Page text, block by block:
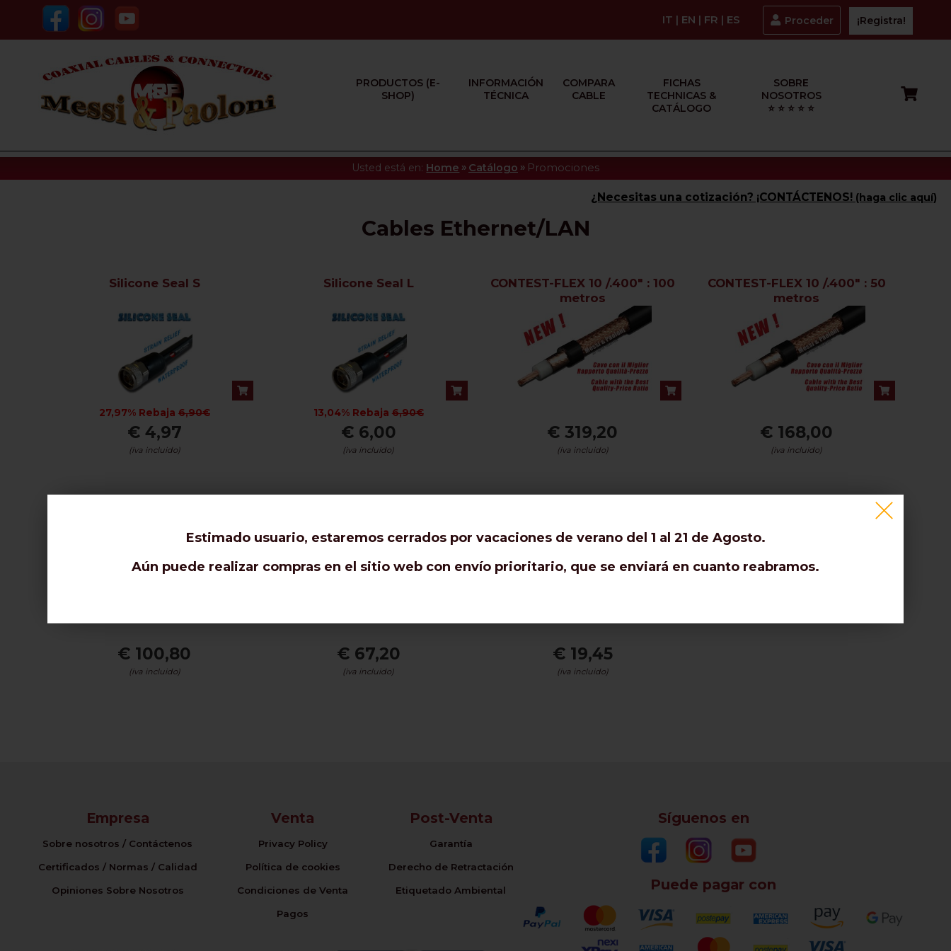
IT | EN | FR | ES Proceder ¡Registra!
PRODUCTOS (E-
SHOP)
INFORMACIÓN
TÉCNICA
COMPARA
CABLE
FICHAS
TECHNICAS &
CATÁLOGO
SOBRE
NOSOTROS
⭐ ⭐ ⭐ ⭐ ⭐
Usted está en: Home » Catálogo » Promociones
¿Necesitas una cotización? ¡CONTÁCTENOS! (haga clic aquí)
Cables Ethernet/LAN
Silicone Seal S
27,97% Rebaja 6,90€
€ 4,97
(iva incluido)
Silicone Seal L
13,04% Rebaja 6,90€
€ 6,00
(iva incluido)
CONTEST-FLEX 10 /.400" : 100
metros
€ 319,20
(iva incluido)
CONTEST-FLEX 10 /.400" : 50
metros
€ 168,00
(iva incluido)
€ 100,80
(iva incluido)
€ 67,20
(iva incluido)
€ 19,45
(iva incluido)
Empresa
Sobre nosotros / Contáctenos
Certificados / Normas / Calidad
Opiniones Sobre Nosotros
Venta
Privacy Policy
Política de cookies
Condiciones de Venta
Pagos
Post-Venta
Garantía
Derecho de Retractación
Etiquetado Ambiental
Síguenos en
Puede pagar con
Estimado usuario, estaremos cerrados por vacaciones de verano del 1 al 21 de Agosto.
Aún puede realizar compras en el sitio web con envío prioritario, que se enviará en cuanto reabramos.